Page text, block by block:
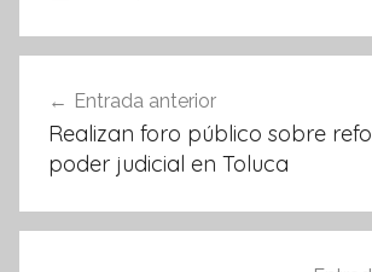
b
o
k
A
p
de
entradas
Entrada anterior
Realizan foro público sobre
poder judicial en Toluca